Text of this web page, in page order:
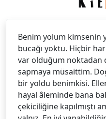
Benim yolum kimsenin
bucağı yoktu. Hiçbir
var olduğum noktadan
sapmaya müsaittim.
bir yoldu benimkisi.
hayal âleminde bana
çekiciliğine kapılmıştı